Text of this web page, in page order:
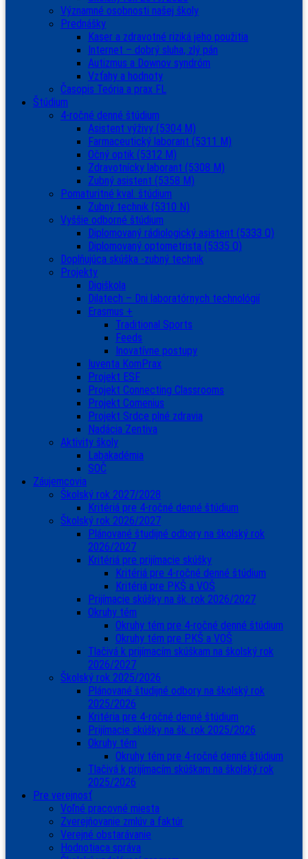
Významné osobnosti našej školy
Prednášky
Kaser a zdravotné riziká jeho použitia
Internet – dobrý sluha, zlý pán
Autizmus a Downov syndróm
Vzťahy a hodnoty
Časopis Teória a prax FL
Štúdium
4-ročné denné štúdium
Asistent výživy (5304 M)
Farmaceutický laborant (5311 M)
Očný optik (5312 M)
Zdravotnícky laborant (5308 M)
Zubný asistent (5358 M)
Pomaturitné kval. štúdium
Zubný technik (5310 N)
Vyššie odborné štúdium
Diplomovaný rádiologický asistent (5333 Q)
Diplomovaný optometrista (5335 Q)
Doplňujúca skúška -zubný technik
Projekty
Digiškola
Dilatech – Dni laboratórnych technológií
Erasmus +
Traditional Sports
Feeds
Inovatívne postupy
Iuventa KomPrax
Projekt ESF
Projekt Connecting Classrooms
Projekt Comenius
Projekt Srdce plné zdravia
Nadácia Zentiva
Aktivity školy
Labakadémia
SOČ
Záujemcovia
Školský rok 2027/2028
Kritériá pre 4-ročné denné štúdium
Školský rok 2026/2027
Plánované študijné odbory na školský rok
2026/2027
Kritériá pre prijímacie skúšky
Kritériá pre 4-ročné denné štúdium
Kritériá pre PKŠ a VOŠ
Prijímacie skúšky na šk. rok 2026/2027
Okruhy tém
Okruhy tém pre 4-ročné denné štúdium
Okruhy tém pre PKŠ a VOŠ
Tlačivá k prijímacím skúškam na školský rok
2026/2027
Školský rok 2025/2026
Plánované študijné odbory na školský rok
2025/2026
Kritéria pre 4-ročné denné štúdium
Prijímacie skúšky na šk. rok 2025/2026
Okruhy tém
Okruhy tém pre 4-ročné denné štúdium
Tlačivá k prijímacím skúškam na školský rok
2025/2026
Pre verejnosť
Voľné pracovné miesta
Zverejňovanie zmlúv a faktúr
Verejné obstarávanie
Hodnotiaca správa